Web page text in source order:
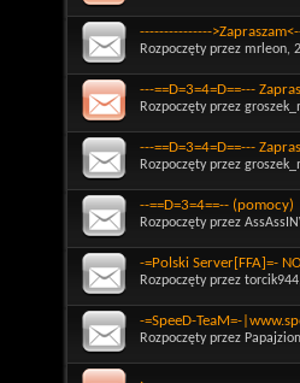
---------------
Rozpoczęty przez mrleon,
---==D=3=4=D==---
Rozpoczęty przez
---==D=3=4=D==---
Rozpoczęty przez
--==D=3=4==-- (pomocy)
Rozpoczęty przez
-=Polski Server[FFA]=-
Rozpoczęty przez torcik944
-=SpeeD-TeaM=-
Rozpoczęty przez
.